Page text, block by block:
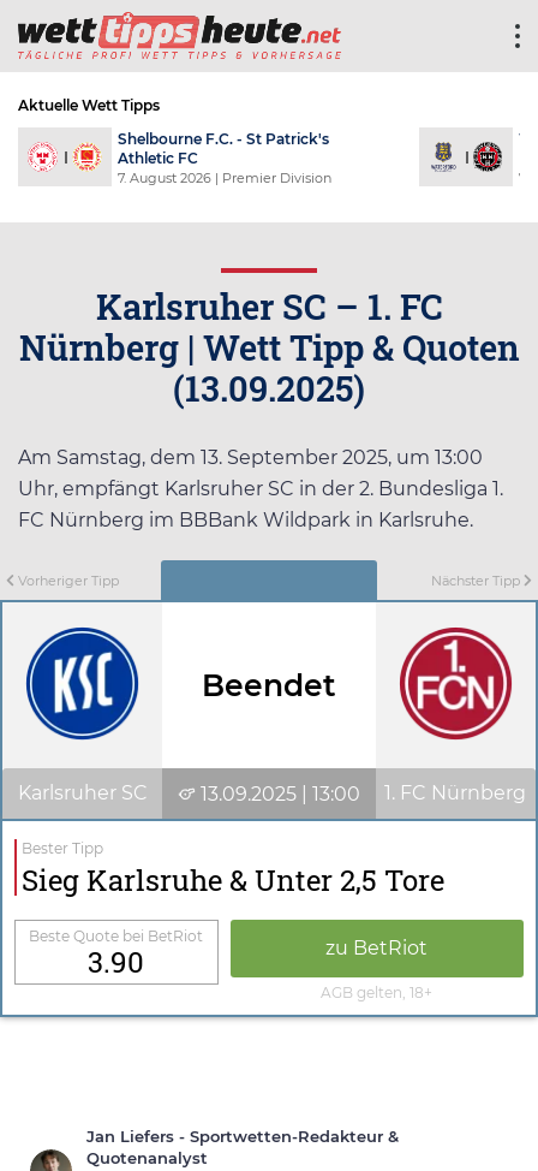
Aktuelle Wett Tipps
Shelbourne F.C. - St Patrick's
Athletic FC
7. August 2026 | Premier Division 7.
Karlsruher SC – 1. FC
Nürnberg | Wett Tipp & Quoten
(13.09.2025)
Am Samstag, dem 13. September 2025, um 13:00
Uhr, empfängt Karlsruher SC in der 2. Bundesliga 1.
FC Nürnberg im BBBank Wildpark in Karlsruhe.
Vorheriger Tipp Nächster Tipp
Beendet
Karlsruher SC 13.09.2025 | 13:00 1. FC Nürnberg
Bester Tipp
Sieg Karlsruhe & Unter 2,5 Tore
Beste Quote bei BetRiot
3.90 zu BetRiot
AGB gelten, 18+
Jan Liefers - Sportwetten-Redakteur &
Quotenanalyst